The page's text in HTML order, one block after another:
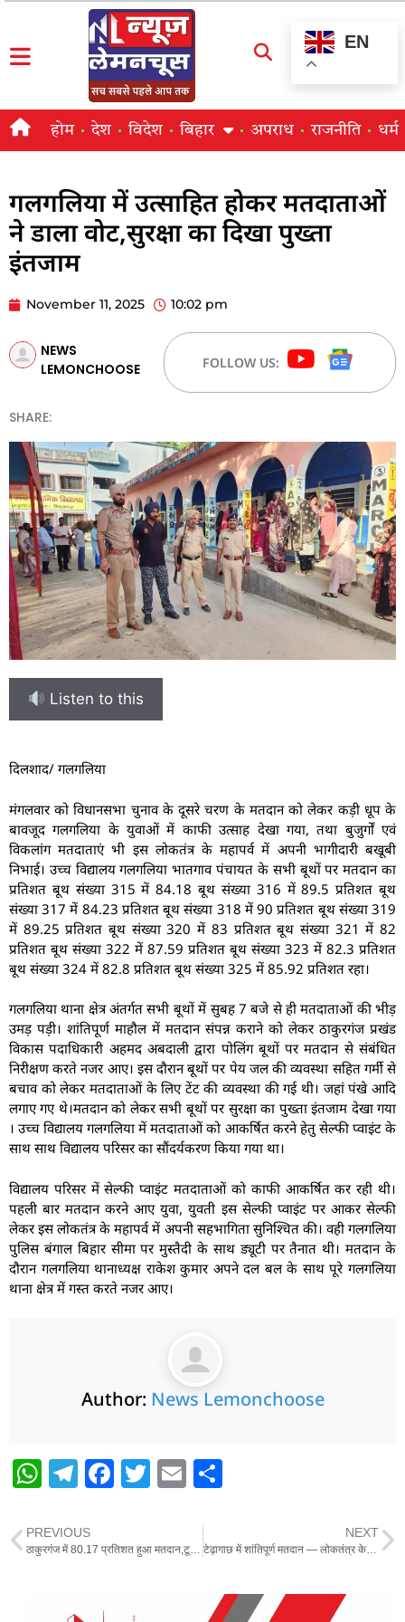
EN
होम देश विदेश बिहार अपराध राजनीति धर्म
गलगलिया में उत्साहित होकर मतदाताओं
ने डाला वोट,सुरक्षा का दिखा पुख्ता
इंतजाम
November 11, 2025 10:02 pm
NEWS
LEMONCHOOSE
FOLLOW US:
SHARE:
Listen to this
दिलशाद/ गलगलिया
मंगलवार को विधानसभा चुनाव के दूसरे चरण के मतदान को लेकर कड़ी धूप के
बावजूद गलगलिया के युवाओं में काफी उत्साह देखा गया, तथा बुजुर्गों एवं
विकलांग मतदाताएं भी इस लोकतंत्र के महापर्व में अपनी भागीदारी बखूबी
निभाई। उच्च विद्यालय गलगलिया भातगाव पंचायत के सभी बूथों पर मतदान का
प्रतिशत बूथ संख्या 315 में 84.18 बूथ संख्या 316 में 89.5 प्रतिशत बूथ
संख्या 317 में 84.23 प्रतिशत बूथ संख्या 318 में 90 प्रतिशत बूथ संख्या 319
में 89.25 प्रतिशत बूथ संख्या 320 में 83 प्रतिशत बूथ संख्या 321 में 82
प्रतिशत बूथ संख्या 322 में 87.59 प्रतिशत बूथ संख्या 323 में 82.3 प्रतिशत
बूथ संख्या 324 में 82.8 प्रतिशत बूथ संख्या 325 में 85.92 प्रतिशत रहा।
गलगलिया थाना क्षेत्र अंतर्गत सभी बूथों में सुबह 7 बजे से ही मतदाताओं की भीड़
उमड़ पड़ी। शांतिपूर्ण माहौल में मतदान संपन्न कराने को लेकर ठाकुरगंज प्रखंड
विकास पदाधिकारी अहमद अबदाली द्वारा पोलिंग बूथों पर मतदान से संबंधित
निरीक्षण करते नजर आए। इस दौरान बूथों पर पेय जल की व्यवस्था सहित गर्मी से
बचाव को लेकर मतदाताओं के लिए टेंट की व्यवस्था की गई थी। जहां पंखे आदि
लगाए गए थे।मतदान को लेकर सभी बूथों पर सुरक्षा का पुख्ता इंतजाम देखा गया
। उच्च विद्यालय गलगलिया में मतदाताओं को आकर्षित करने हेतु सेल्फी प्वाइंट के
साथ साथ विद्यालय परिसर का सौंदर्यकरण किया गया था।
विद्यालय परिसर में सेल्फी प्वाइंट मतदाताओं को काफी आकर्षित कर रही थी।
पहली बार मतदान करने आए युवा, युवती इस सेल्फी प्वाइंट पर आकर सेल्फी
लेकर इस लोकतंत्र के महापर्व में अपनी सहभागिता सुनिश्चित की। वही गलगलिया
पुलिस बंगाल बिहार सीमा पर मुस्तैदी के साथ ड्यूटी पर तैनात थी। मतदान के
दौरान गलगलिया थानाध्यक्ष राकेश कुमार अपने दल बल के साथ पूरे गलगलिया
थाना क्षेत्र में गस्त करते नजर आए।
Author: News Lemonchoose
W
at
s
T
e
g
F
e
T
er
E
ai
l e
PREVIOUS
ठाकुरगंज में 80.17 प्रतिशत हुआ मतदान,टूटे सारे रिकॉर्ड
NEXT
टेढ़ागाछ में शांतिपूर्ण मतदान — लोकतंत्र के महापर्व में उमड़ा जनसैलाब